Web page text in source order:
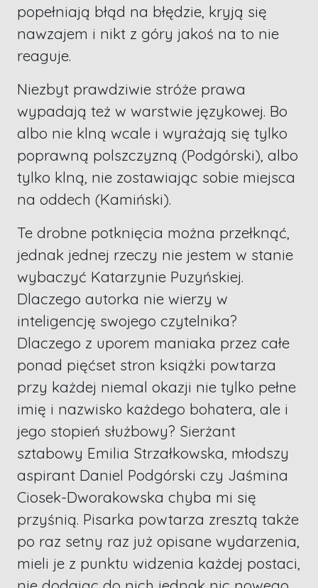
popełniają błąd na błędzie, kryją się
nawzajem i nikt z góry jakoś na to nie
reaguje.
Niezbyt prawdziwie stróże prawa
wypadają też w warstwie językowej. Bo
albo nie klną wcale i wyrażają się tylko
poprawną polszczyzną (Podgórski), albo
tylko klną, nie zostawiając sobie miejsca
na oddech (Kamiński).
Te drobne potknięcia można przełknąć,
jednak jednej rzeczy nie jestem w stanie
wybaczyć Katarzynie Puzyńskiej.
Dlaczego autorka nie wierzy w
inteligencję swojego czytelnika?
Dlaczego z uporem maniaka przez całe
ponad pięćset stron książki powtarza
przy każdej niemal okazji nie tylko pełne
imię i nazwisko każdego bohatera, ale i
jego stopień służbowy? Sierżant
sztabowy Emilia Strzałkowska, młodszy
aspirant Daniel Podgórski czy Jaśmina
Ciosek-Dworakowska chyba mi się
przyśnią. Pisarka powtarza zresztą także
po raz setny raz już opisane wydarzenia,
mieli je z punktu widzenia każdej postaci,